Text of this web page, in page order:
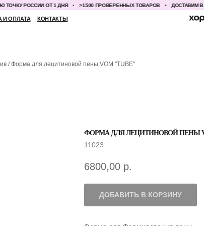
РОССИИ ОТ 1 ДНЯ >1500 ПРОВЕРЕННЫХ ТОВАРОВ ДОСТАВИМ В
КОНТАКТЫ
Форма для лецитиновой пены VOM "TUBE"
ФОРМА ДЛЯ ЛЕЦИТИНОВОЙ ПЕНЫ
11023
6800,00 р.
ДОБАВИТЬ В КОРЗИНУ